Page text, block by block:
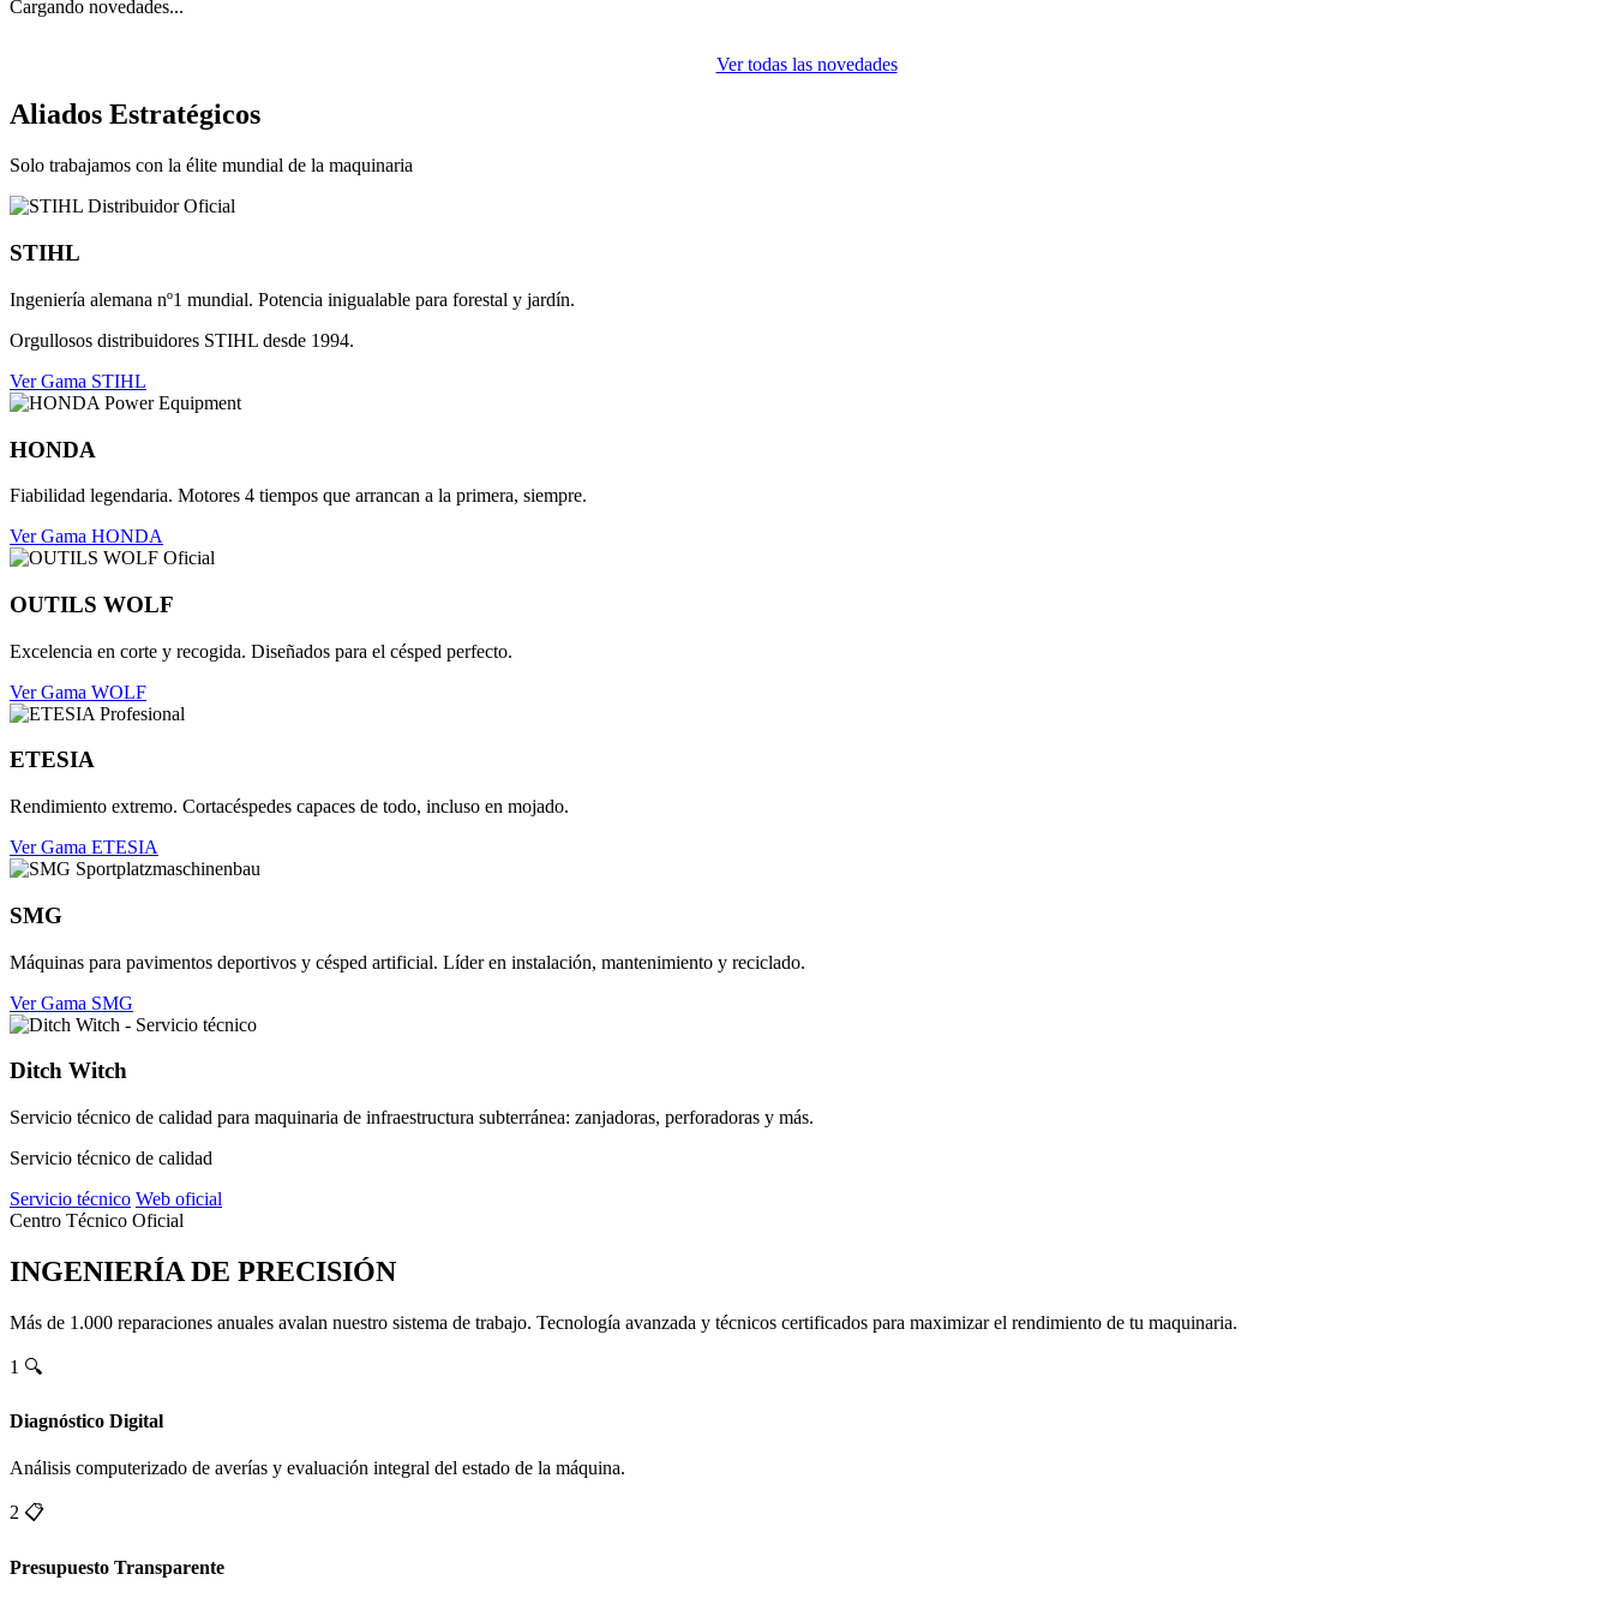
Cargando novedades...
Ver todas las novedades
Aliados Estratégicos
Solo trabajamos con la élite mundial de la maquinaria
STIHL
Ingeniería alemana nº1 mundial. Potencia inigualable para forestal y jardín.
Orgullosos distribuidores STIHL desde 1994.
Ver Gama STIHL
HONDA
Fiabilidad legendaria. Motores 4 tiempos que arrancan a la primera, siempre.
Ver Gama HONDA
OUTILS WOLF
Excelencia en corte y recogida. Diseñados para el césped perfecto.
Ver Gama WOLF
ETESIA
Rendimiento extremo. Cortacéspedes capaces de todo, incluso en mojado.
Ver Gama ETESIA
SMG
Máquinas para pavimentos deportivos y césped artificial. Líder en instalación, mantenimiento y reciclado.
Ver Gama SMG
Ditch Witch
Servicio técnico de calidad para maquinaria de infraestructura subterránea: zanjadoras, perforadoras y más.
Servicio técnico de calidad
Servicio técnico Web oficial
Centro Técnico Oficial
INGENIERÍA DE PRECISIÓN
Más de 1.000 reparaciones anuales avalan nuestro sistema de trabajo. Tecnología avanzada y técnicos certificados para maximizar el rendimiento de tu maquinaria.
1 🔍
Diagnóstico Digital
Análisis computerizado de averías y evaluación integral del estado de la máquina.
2 📋
Presupuesto Transparente